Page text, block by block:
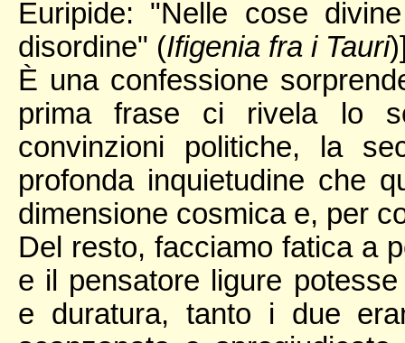
Euripide: "Nelle cose
disordine" (Ifigenia fra i Tauri
È una confessione
prima frase ci rivela lo
convinzioni politiche, la
profonda inquietudine che
dimensione cosmica e, per
Del resto, facciamo fatica a
e il pensatore ligure
e duratura, tanto i due